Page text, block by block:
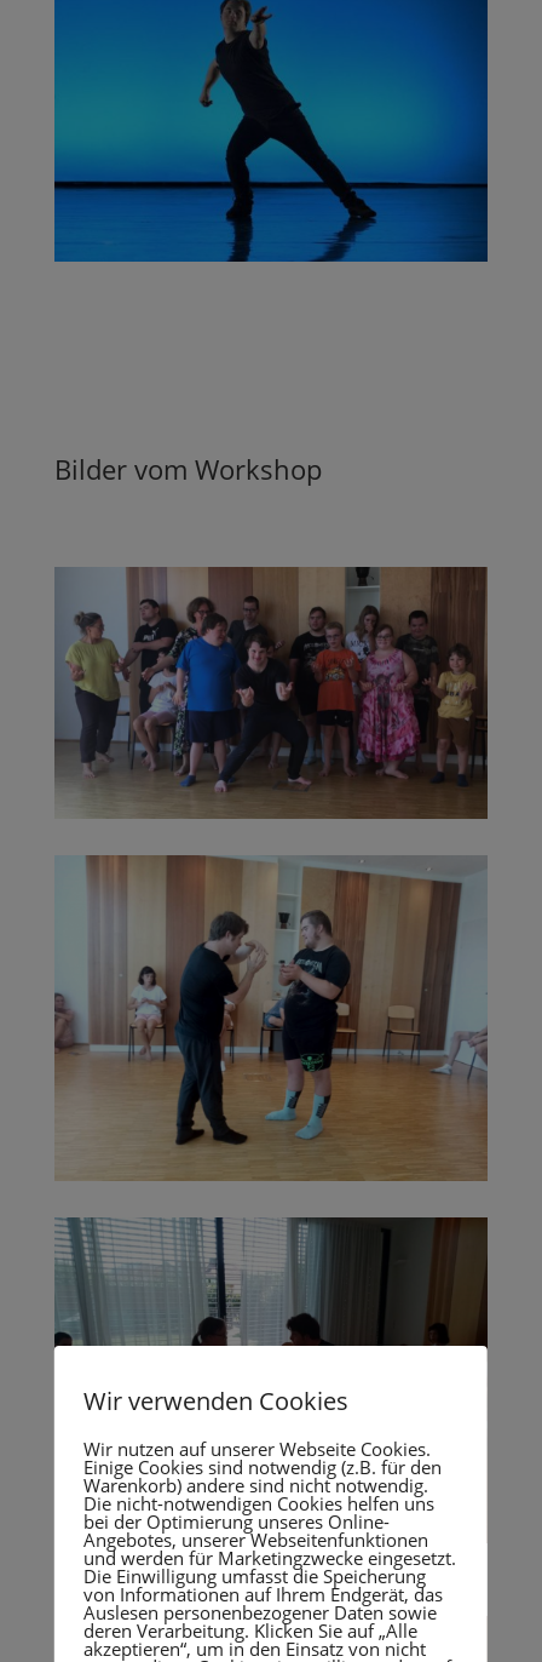
Bilder vom Workshop
Wir verwenden Cookies
Wir nutzen auf unserer Webseite Cookies.
Einige Cookies sind notwendig (z.B. für den
Warenkorb) andere sind nicht notwendig.
Die nicht-notwendigen Cookies helfen uns
bei der Optimierung unseres Online-
Angebotes, unserer Webseitenfunktionen
und werden für Marketingzwecke eingesetzt.
Die Einwilligung umfasst die Speicherung
von Informationen auf Ihrem Endgerät, das
Auslesen personenbezogener Daten sowie
deren Verarbeitung. Klicken Sie auf „Alle
akzeptieren“, um in den Einsatz von nicht